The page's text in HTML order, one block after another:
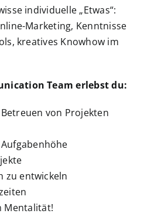
individuelle „Etwas“:
Marketing, Kenntnisse
kreatives Knowhow im
Team erlebst du:
von Projekten
zu entwickeln
Mentalität!